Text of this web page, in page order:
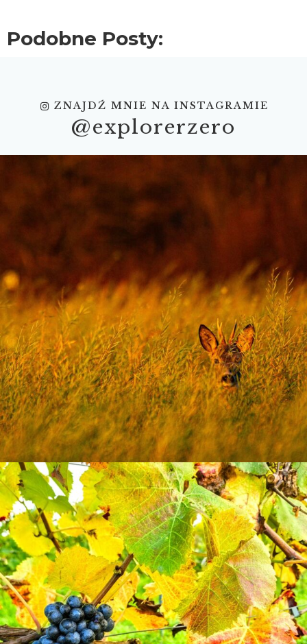
Podobne Posty:
ZNAJDŹ MNIE NA INSTAGRAMIE
@explorerzero